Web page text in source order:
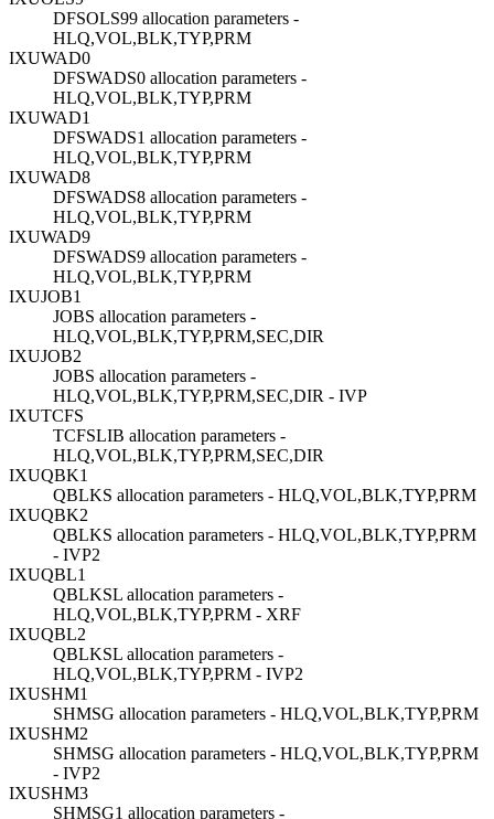
DFSOLS99 allocation parameters -
HLQ,VOL,BLK,TYP,PRM
IXUWAD0
DFSWADS0 allocation parameters -
HLQ,VOL,BLK,TYP,PRM
IXUWAD1
DFSWADS1 allocation parameters -
HLQ,VOL,BLK,TYP,PRM
IXUWAD8
DFSWADS8 allocation parameters -
HLQ,VOL,BLK,TYP,PRM
IXUWAD9
DFSWADS9 allocation parameters -
HLQ,VOL,BLK,TYP,PRM
IXUJOB1
JOBS allocation parameters -
HLQ,VOL,BLK,TYP,PRM,SEC,DIR
IXUJOB2
JOBS allocation parameters -
HLQ,VOL,BLK,TYP,PRM,SEC,DIR - IVP
IXUTCFS
TCFSLIB allocation parameters -
HLQ,VOL,BLK,TYP,PRM,SEC,DIR
IXUQBK1
QBLKS allocation parameters - HLQ,VOL,BLK,TYP,PRM
IXUQBK2
QBLKS allocation parameters - HLQ,VOL,BLK,TYP,PRM
- IVP2
IXUQBL1
QBLKSL allocation parameters -
HLQ,VOL,BLK,TYP,PRM - XRF
IXUQBL2
QBLKSL allocation parameters -
HLQ,VOL,BLK,TYP,PRM - IVP2
IXUSHM1
SHMSG allocation parameters - HLQ,VOL,BLK,TYP,PRM
IXUSHM2
SHMSG allocation parameters - HLQ,VOL,BLK,TYP,PRM
- IVP2
IXUSHM3
SHMSG1 allocation parameters -